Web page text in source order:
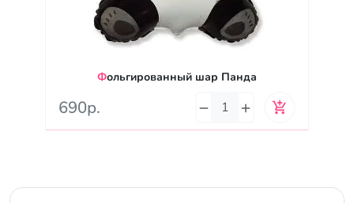
Фольгированный шар Панда
690р.